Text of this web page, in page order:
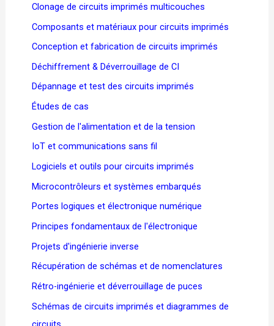
Clonage de circuits imprimés multicouches
Composants et matériaux pour circuits imprimés
Conception et fabrication de circuits imprimés
Déchiffrement & Déverrouillage de CI
Dépannage et test des circuits imprimés
Études de cas
Gestion de l'alimentation et de la tension
IoT et communications sans fil
Logiciels et outils pour circuits imprimés
Microcontrôleurs et systèmes embarqués
Portes logiques et électronique numérique
Principes fondamentaux de l'électronique
Projets d'ingénierie inverse
Récupération de schémas et de nomenclatures
Rétro-ingénierie et déverrouillage de puces
Schémas de circuits imprimés et diagrammes de